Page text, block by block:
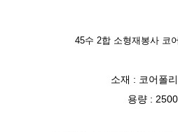
45수 2합 소형재봉사 코
소재 : 코어폴
용량 :